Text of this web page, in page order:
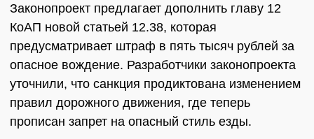
Законопроект предлагает дополнить главу 12
КоАП новой статьей 12.38, которая
предусматривает штраф в пять тысяч рублей за
опасное вождение. Разработчики законопроекта
уточнили, что санкция продиктована изменением
правил дорожного движения, где теперь
прописан запрет на опасный стиль езды.